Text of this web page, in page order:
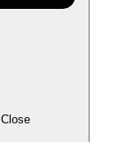
Close دسته بندی ها